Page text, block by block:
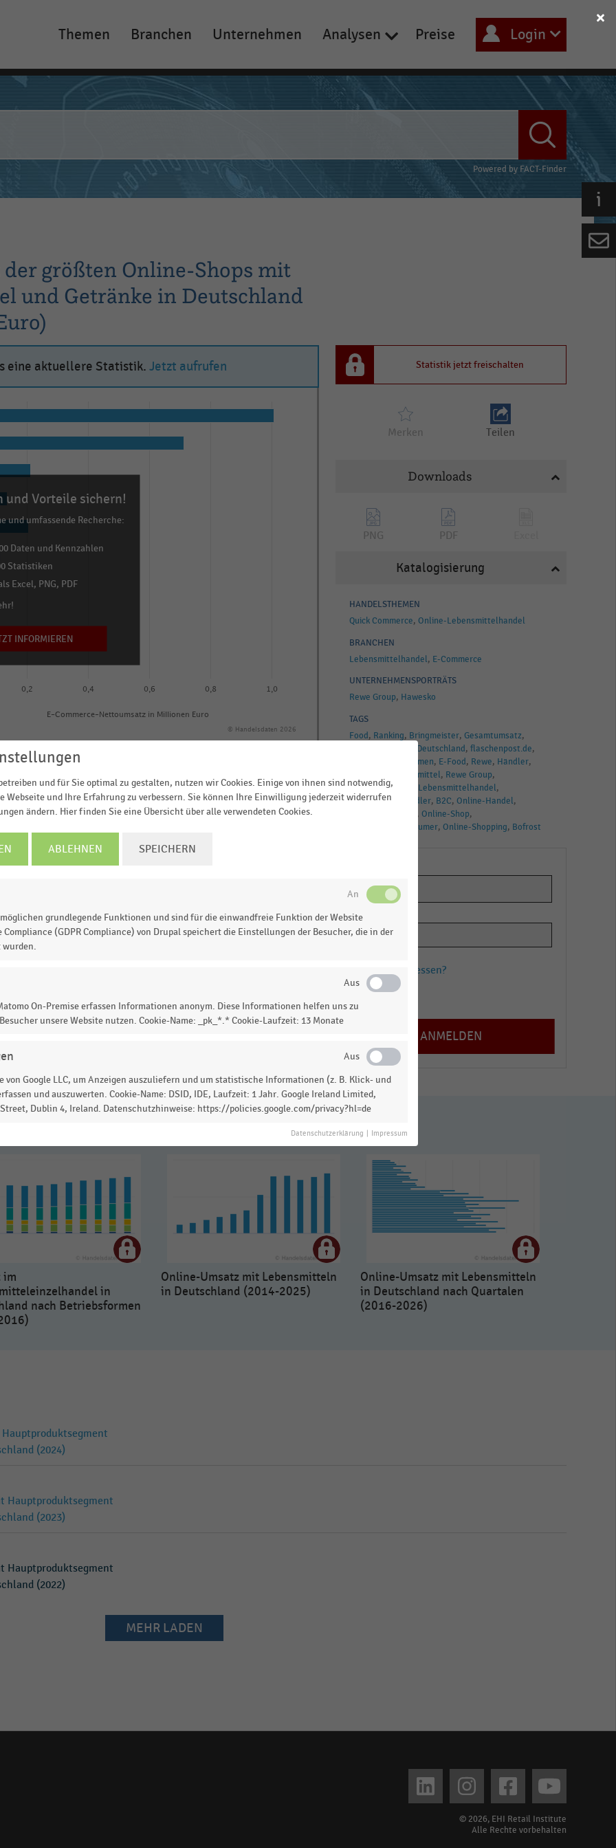
Main
navigation
Themen Branchen Unternehmen Analysen Preise Login
Powered by FACT-Finder
größten Online-Shops mit
und Getränke in Deutschland
eine aktuellere Statistik. Jetzt aufrufen
E-Commerce-Nettoumsatz in Millionen Euro
0,2 0,4 0,6 0,8 1,0
© Handelsdaten 2026
und Vorteile sichern!
und umfassende Recherche:
Daten und Kennzahlen
Statistiken
Excel, PNG, PDF
INFORMIEREN
Online-Shops mit Hauptsegment Lebensmittel
Euro) auf.
in Deutschland wird weiterhin von
Statistik? Jetzt einloggen oder
Statistik jetzt freischalten
Merken Teilen
Downloads
PNG PDF
Katalogisierung
HANDELSTHEMEN
Quick Commerce Online-Lebensmittelhandel
BRANCHEN
Lebensmittelhandel E-Commerce
UNTERNEHMENSPORTRÄTS
Rewe Group Hawesko
TAGS
Food Ranking Bringmeister Gesamtumsatz
Deutschland flaschenpost.de
Handelsunternehmen E-Food Rewe Händler
Lebensmittel Rewe Group
Quick Commerce
Lebensmittelhandel
Lebensmittelhändler B2C Online-Handel
Online-Shop
Business-to-Consumer Online-Shopping Bofrost
Passwort vergessen?
Registrieren
im
in
nach Betriebsformen
Online-Umsatz mit Lebensmitteln
in Deutschland (2014-2025)
Online-Umsatz mit Lebensmitteln
in Deutschland nach Quartalen
(2016-2026)
(2024)
Hauptproduktsegment
(2023)
Hauptproduktsegment
(2022)
MEHR LADEN
© 2026, EHI Retail Institute
Alle Rechte vorbehalten
und für Sie optimal zu gestalten, nutzen wir Cookies. Einige von ihnen sind notwendig,
Webseite und Ihre Erfahrung zu verbessern. Sie können Ihre Einwilligung jederzeit widerrufen
ändern. Hier finden Sie eine Übersicht über alle verwendeten Cookies.
ABLEHNEN SPEICHERN
grundlegende Funktionen und sind für die einwandfreie Funktion der Website
(GDPR Compliance) von Drupal speichert die Einstellungen der Besucher, die in der
wurden.
On-Premise erfassen Informationen anonym. Diese Informationen helfen uns zu
unsere Website nutzen. Cookie-Name: _pk_*.* Cookie-Laufzeit: 13 Monate
von Google LLC, um Anzeigen auszuliefern und um statistische Informationen (z. B. Klick- und
und auszuwerten. Cookie-Name: DSID, IDE, Laufzeit: 1 Jahr. Google Ireland Limited,
Street, Dublin 4, Ireland. Datenschutzhinweise: https://policies.google.com/privacy?hl=de
Datenschutzerklärung Impressum